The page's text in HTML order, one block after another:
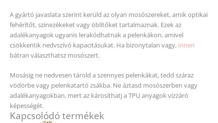
A gyártó javaslata szerint kerüld az olyan mosószereket, amik optikai
fehérítőt, színezékeket vagy öblítőket tartalmaznak. Ezek az
adalékanyagok ugyanis lerakódhatnak a pelenkákon, amivel
csökkentik nedvszívó kapacitásukat. Ha bizonytalan vagy, innen
bátran választhatsz mosószert.
Mosásig ne nedvesen tárold a szennyes pelenkákat, tedd száraz
vödörbe vagy pelenkatartó zsákba. Ne áztasd mosószerben vagy
adalékanyagokban, mert az károsíthatj a TPU anyagok vízzáró
képességét.
Kapcsolódó termékek